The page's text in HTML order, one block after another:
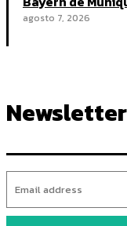
agosto 7, 2026
Newsletter